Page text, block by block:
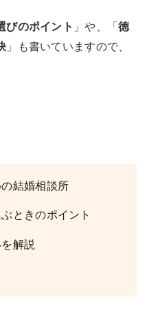
びのポイント 」や、「徳
」も書いていますので、
結婚相談所
ときのポイント
解説